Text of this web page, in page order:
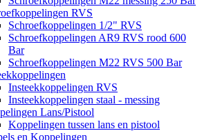
RVS
Schroefkoppelingen 1/2" RVS
Schroefkoppelingen AR9 RVS rood 600
Bar
Schroefkoppelingen M22 RVS 500 Bar
Insteekkoppelingen RVS
Insteekkoppelingen staal - messing
Lans/Pistool
Koppelingen tussen lans en pistool
en Koppelingen